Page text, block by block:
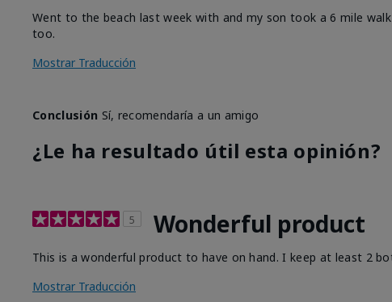
Went to the beach last week with and my son took a 6 mile
too.
Mostrar Traducción
Conclusión Sí, recomendaría a un amigo
¿Le ha resultado útil esta opinión?
5 Wonderful product
This is a wonderful product to have on hand. I keep at least 2
Mostrar Traducción